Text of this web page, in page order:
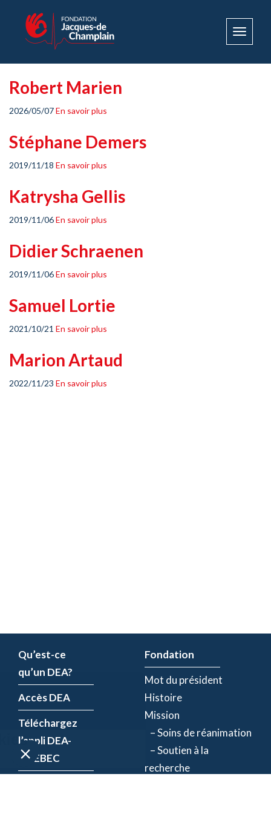
Toggle
Robert Marien
2026/05/07En savoir plus
Stéphane Demers
2019/11/18 En savoir plus
Katrysha Gellis
2019/11/06En savoir plus
Didier Schraenen
2019/11/06En savoir plus
Samuel Lortie
2021/10/21 En savoir plus
Marion Artaud
2022/11/23 En savoir plus
Qu’est-ce
qu’un DEA?
Accès DEA
Téléchargez
l’appli DEA-
QUÉBEC
Fondation
Mot du président
Histoire
Mission
– Soins de réanimation
– Soutien à la
recherche